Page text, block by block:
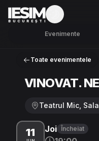
BUCUREȘTI Mod
Evenimente
Toate evenimentele
VINOVAT.
11 Joi Încheiat